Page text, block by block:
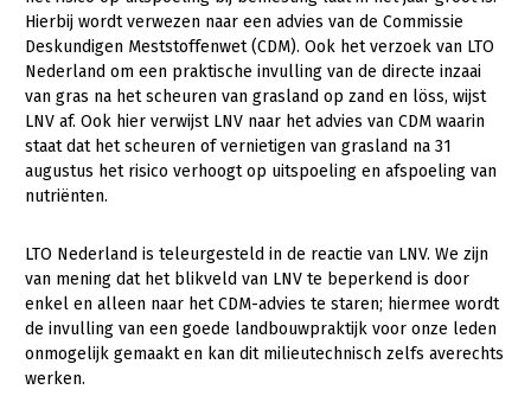
Bodem en water
Platteland en omgeving
Mens, ondernemerschap en onderwijs
Internationaal
Dier
Biologische Landbouw
Geitenhouderij
Kalverhouderij
Plant
Akkerbouw
Biologische Landbouw
Multifunctionele landbouw
Multifunctioneel
Hierbij wordt verwezen naar een advies van de Commissie
Deskundigen Meststoffenwet (CDM). Ook het verzoek van LTO
Nederland om een praktische invulling van de directe inzaai
van gras na het scheuren van grasland op zand en löss, wijst
LNV af. Ook hier verwijst LNV naar het advies van CDM waarin
staat dat het scheuren of vernietigen van grasland na 31
augustus het risico verhoogt op uitspoeling en afspoeling van
nutriënten.
LTO Nederland is teleurgesteld in de reactie van LNV. We zijn
van mening dat het blikveld van LNV te beperkend is door
enkel en alleen naar het CDM-advies te staren; hiermee wordt
de invulling van een goede landbouwpraktijk voor onze leden
onmogelijk gemaakt en kan dit milieutechnisch zelfs averechts
werken.